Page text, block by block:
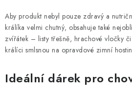
Aby produkt nebyl pouze zdravý a
králíka velmi chutný, obsahuje také
zvířátek – listy třešně, hrachové vločky
králíci smlsnou na opravdové zimní
Ideální dárek pro